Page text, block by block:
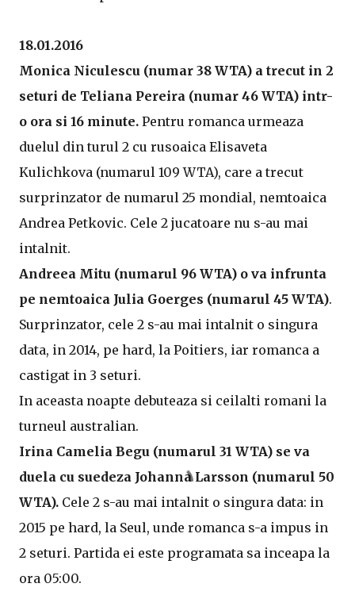
18.01.2016
Monica Niculescu (numar 38 WTA) a trecut in 2
seturi de Teliana Pereira (numar 46 WTA) intr-
o ora si 16 minute. Pentru romanca urmeaza
duelul din turul 2 cu rusoaica Elisaveta
Kulichkova (numarul 109 WTA), care a trecut
surprinzator de numarul 25 mondial, nemtoaica
Andrea Petkovic. Cele 2 jucatoare nu s-au mai
intalnit.
Andreea Mitu (numarul 96 WTA) o va infrunta
pe nemtoaica Julia Goerges (numarul 45 WTA).
Surprinzator, cele 2 s-au mai intalnit o singura
data, in 2014, pe hard, la Poitiers, iar romanca a
castigat in 3 seturi.
In aceasta noapte debuteaza si ceilalti romani la
turneul australian.
Irina Camelia Begu (numarul 31 WTA) se va
duela cu suedeza Johanna Larsson (numarul 50
WTA). Cele 2 s-au mai intalnit o singura data: in
2015 pe hard, la Seul, unde romanca s-a impus in
2 seturi. Partida ei este programata sa inceapa la
ora 05:00.